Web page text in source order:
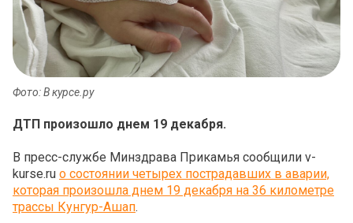
Фото: В курсе.ру
ДТП произошло днем 19 декабря.
В пресс-службе Минздрава Прикамья сообщили v-
kurse.ru о состоянии четырех пострадавших в аварии,
которая произошла днем 19 декабря на 36 километре
трассы Кунгур-Ашап.